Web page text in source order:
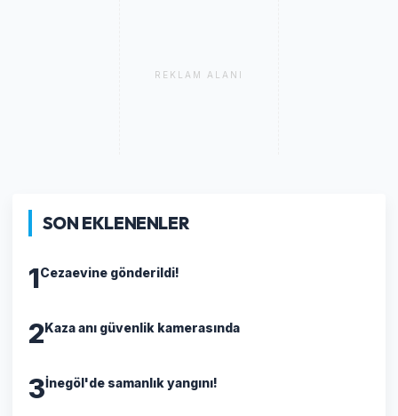
REKLAM ALANI
SON EKLENENLER
1Cezaevine gönderildi!
2Kaza anı güvenlik kamerasında
3İnegöl'de samanlık yangını!